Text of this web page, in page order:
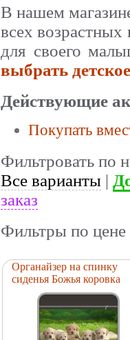
В нашем
всех возрастных
для своего
выбрать
Действующие
Покупать
Фильтровать по
Все варианты |
заказ
Фильтры по цене
Органайзер на спинку
сиденья Божья коровка